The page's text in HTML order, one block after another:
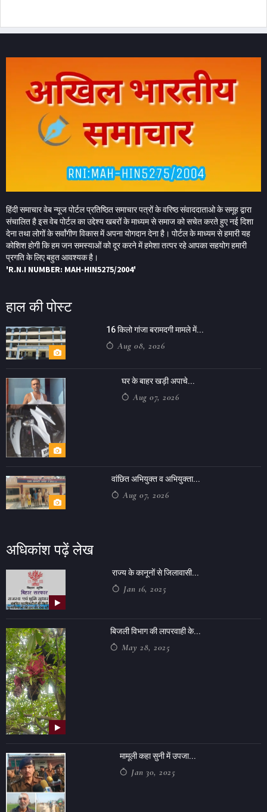
हिंदी समाचार वेब न्यूज पोर्टल प्रतिष्ठित समाचार पत्रों के वरिष्ठ संवाददाताओ के समूह द्वारा
संचालित है इस वेब पोर्टल का उद्देश्य खबरों के माध्यम से समाज को सचेत करते हुए नई दिशा
देना तथा लोगों के सर्वांगीण विकास में अपना योगदान देना है। पोर्टल के माध्यम से हमारी यह
कोशिश होगी कि हम जन समस्याओं को दूर करने में हमेशा तत्पर रहे आपका सहयोग हमारी
प्रगति के लिए बहुत आवश्यक है।
'R.N.I NUMBER: MAH-HIN5275/2004'
हाल की पोस्ट
16 किलो गांजा बरामदगी मामले में...
Aug 08, 2026
घर के बाहर खड़ी अपाचे...
Aug 07, 2026
वांछित अभियुक्त व अभियुक्ता...
Aug 07, 2026
अधिकांश पढ़ें लेख
राज्य के कानूनों से जिलावासी...
Jan 16, 2025
बिजली विभाग की लापरवाही के...
May 28, 2025
मामूली कहा सुनी में उपजा...
Jan 30, 2025